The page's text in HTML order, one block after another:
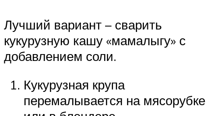
Лучший вариант – сварить
кукурузную кашу «мамалыгу» с
добавлением соли.
Кукурузная крупа
перемалывается на мясорубке